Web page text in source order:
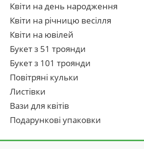
Квіти на день народження
Квіти на річницю весілля
Квіти на ювілей
Букет з 51 троянди
Букет з 101 троянди
Повітряні кульки
Листівки
Вази для квітів
Подарункові упаковки